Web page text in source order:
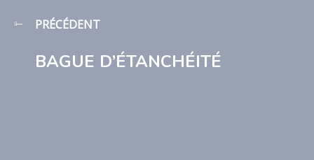
PRÉCÉDENT
BAGUE D’ÉTANCHÉITÉ